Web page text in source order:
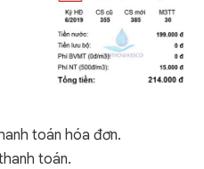
toán hóa đơn.
toán.